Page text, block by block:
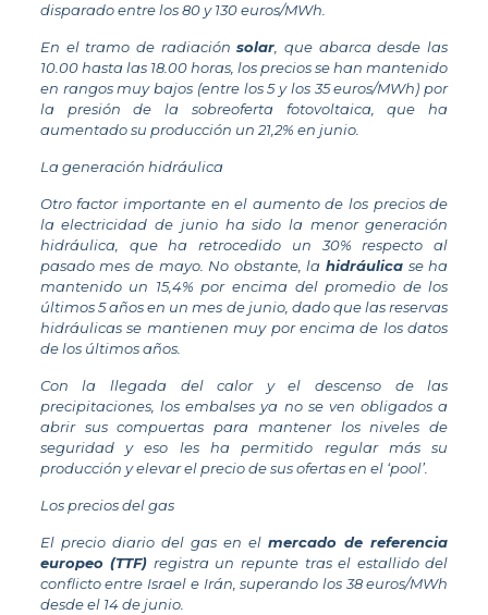
disparado entre los 80 y 130 euros/MWh.
En el tramo de radiaciónsolar , que abarca desde las
10.00 hasta las 18.00 horas, los precios se han mantenido
en rangos muy bajos (entre los 5 y los 35 euros/MWh) por
la presión de la sobreoferta fotovoltaica, que ha
aumentado su producción un 21,2% en junio.
La generación hidráulica
Otro factor importante en el aumento de los precios de
la electricidad de junio ha sido la menor generación
hidráulica, que ha retrocedido un 30% respecto al
pasado mes de mayo. No obstante, la hidráulica se ha
mantenido un 15,4% por encima del promedio de los
últimos 5 años en un mes de junio, dado que las reservas
hidráulicas se mantienen muy por encima de los datos
de los últimos años.
Con la llegada del calor y el descenso de las
precipitaciones, los embalses ya no se ven obligados a
abrir sus compuertas para mantener los niveles de
seguridad y eso les ha permitido regular más su
producción y elevar el precio de sus ofertas en el ‘pool’.
Los precios del gas
El precio diario del gas en elmercado de referencia
europeo (TTF) registra un repunte tras el estallido del
conflicto entre Israel e Irán, superando los 38 euros/MWh
desde el 14 de junio.